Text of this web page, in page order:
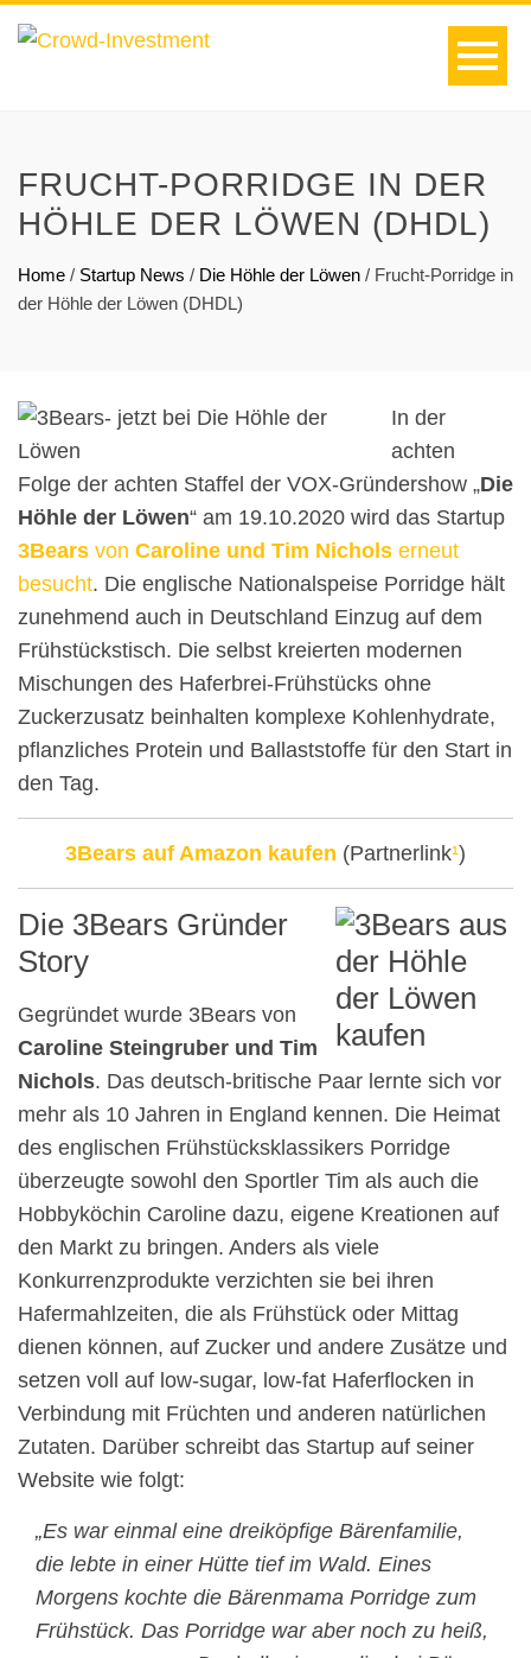
FRUCHT-PORRIDGE IN DER
HÖHLE DER LÖWEN (DHDL)
Home / Startup News / Die Höhle der Löwen / Frucht-Porridge in
der Höhle der Löwen (DHDL)
In der
achten
Folge der achten Staffel der VOX-Gründershow „Die
Höhle der Löwen“ am 19.10.2020 wird das Startup
3Bears von Caroline und Tim Nichols erneut
besucht. Die englische Nationalspeise Porridge hält
zunehmend auch in Deutschland Einzug auf dem
Frühstückstisch. Die selbst kreierten modernen
Mischungen des Haferbrei-Frühstücks ohne
Zuckerzusatz beinhalten komplexe Kohlenhydrate,
pflanzliches Protein und Ballaststoffe für den Start in
den Tag.
3Bears auf Amazon kaufen (Partnerlink¹)
Die 3Bears Gründer
Story
Gegründet wurde 3Bears von
Caroline Steingruber und Tim
Nichols. Das deutsch-britische Paar lernte sich vor
mehr als 10 Jahren in England kennen. Die Heimat
des englischen Frühstücksklassikers Porridge
überzeugte sowohl den Sportler Tim als auch die
Hobbyköchin Caroline dazu, eigene Kreationen auf
den Markt zu bringen. Anders als viele
Konkurrenzprodukte verzichten sie bei ihren
Hafermahlzeiten, die als Frühstück oder Mittag
dienen können, auf Zucker und andere Zusätze und
setzen voll auf low-sugar, low-fat Haferflocken in
Verbindung mit Früchten und anderen natürlichen
Zutaten. Darüber schreibt das Startup auf seiner
Website wie folgt:
„Es war einmal eine dreiköpfige Bärenfamilie,
die lebte in einer Hütte tief im Wald. Eines
Morgens kochte die Bärenmama Porridge zum
Frühstück. Das Porridge war aber noch zu heiß,